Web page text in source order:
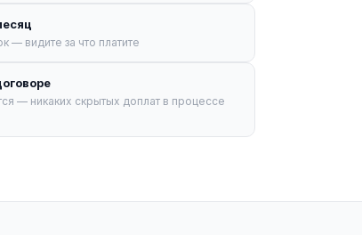
— видите за что платите
— никаких скрытых доплат в процессе